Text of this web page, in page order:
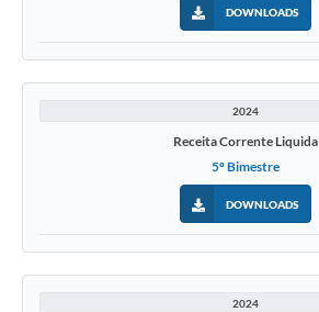
DOWNLOADS
2024
Receita Corrente Liquida
5º Bimestre
DOWNLOADS
2024